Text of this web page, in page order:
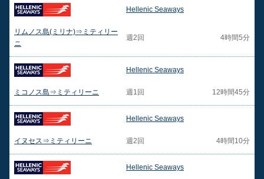
Hellenic Seaways
リムノス島(ミリナ)⇒ミティリー
ニ
週2回 4時間5分
Hellenic Seaways
ミコノス島⇒ミティリーニ 週1回 12時間45分
Hellenic Seaways
イヌセス⇒ミティリーニ 週2回 4時間10分
Hellenic Seaways